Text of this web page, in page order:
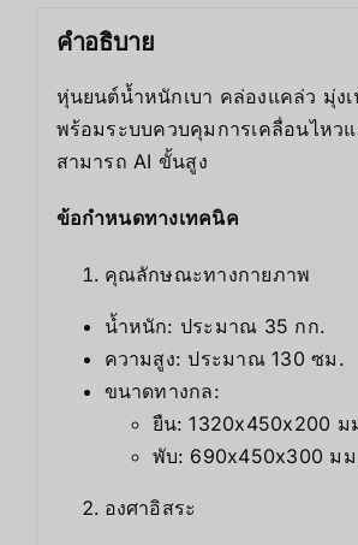
คำอธิบาย
หุ่นยนต์น้ำหนักเบา คล่องแคล่ว มุ่ง
พร้อมระบบควบคุมการเคลื่อนไหว
สามารถ AI ขั้นสูง
ข้อกำหนดทางเทคนิค
คุณลักษณะทางกายภาพ
น้ำหนัก: ประมาณ 35 กก.
ความสูง: ประมาณ 130 ซม.
ขนาดทางกล:
ยืน: 1320x450x200 ม
พับ: 690x450x300 ม
องศาอิสระ